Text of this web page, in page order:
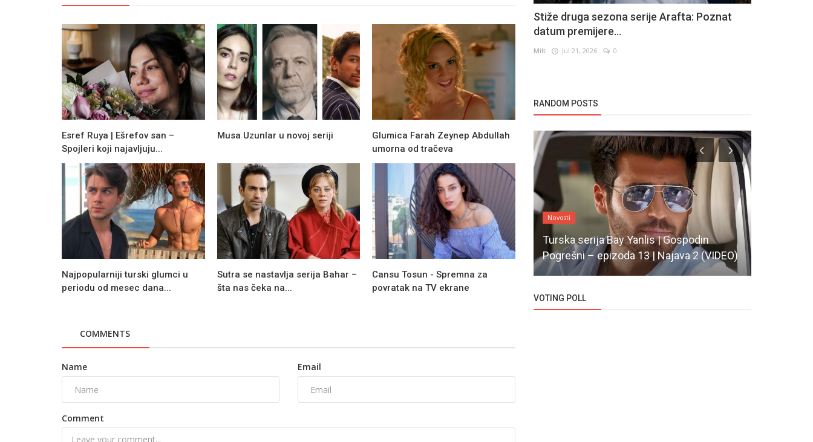
Esref Ruya | Ešrefov san –
Spojleri koji najavljuju...
Musa Uzunlar u novoj seriji
Glumica Farah Zeynep Abdullah
umorna od tračeva
Najpopularniji turski glumci u
periodu od mesec dana...
Sutra se nastavlja serija Bahar –
šta nas čeka na...
Cansu Tosun - Spremna za
povratak na TV ekrane
COMMENTS
Name Email
Comment
Stiže druga sezona serije Arafta: Poznat
datum premijere...
Milt Jul 21, 2026 0
RANDOM POSTS
Novosti
Boran Kuzum ređa uspešne uloge
Novosti
Jedna od omiljenih glumica iz Sen Cal
Kapimi zaražena koronavirusom!
Novosti
Turska serija Bay Yanlis | Gospodin
Pogrešni – epizoda 13 | Najava 2 (VIDEO)
VOTING POLL